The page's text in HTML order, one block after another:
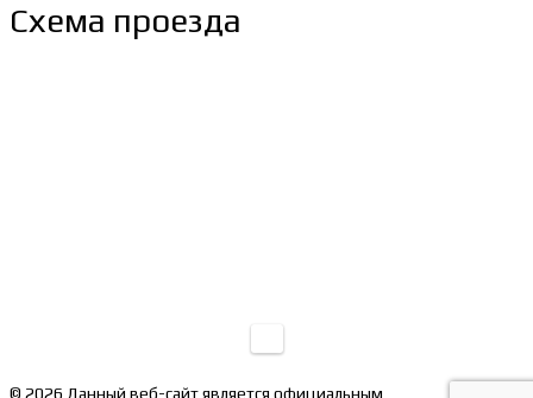
Схема проезда
© 2026 Данный веб-сайт является официальным